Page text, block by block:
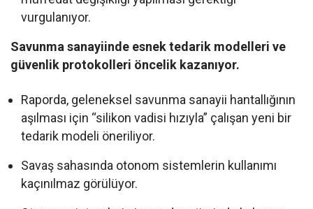
vurgulanıyor.
Savunma sanayiinde esnek tedarik modelleri ve
güvenlik protokolleri öncelik kazanıyor.
Raporda, geleneksel savunma sanayii hantallığının
aşılması için “silikon vadisi hızıyla” çalışan yeni bir
tedarik modeli öneriliyor.
Savaş sahasında otonom sistemlerin kullanımı
kaçınılmaz görülüyor.